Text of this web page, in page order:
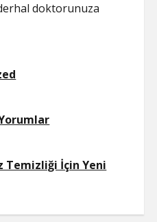
doktorunuza
Temizliği İçin Yeni